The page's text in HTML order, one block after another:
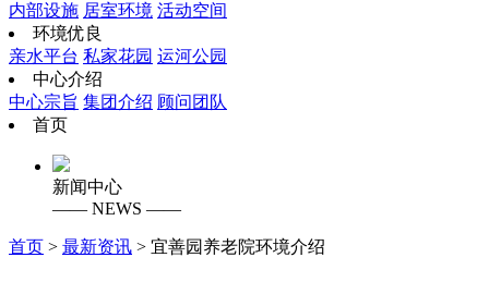
内部设施 居室环境 活动空间
环境优良
亲水平台 私家花园 运河公园
中心介绍
中心宗旨 集团介绍 顾问团队
首页
新闻中心
—— NEWS ——
首页 > 最新资讯 > 宜善园养老院环境介绍